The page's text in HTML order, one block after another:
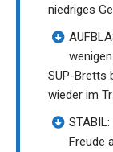
niedriges
SUP-Bretts
wieder im
Freude